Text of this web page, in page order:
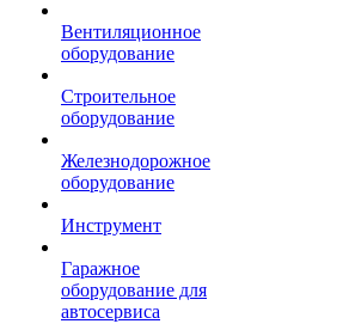
Вентиляционное
оборудование
Строительное
оборудование
Железнодорожное
оборудование
Инструмент
Гаражное
оборудование для
автосервиса